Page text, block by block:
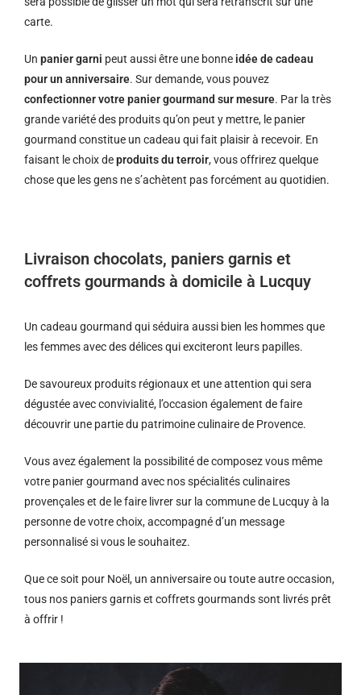
carte.
Un panier garni peut aussi être une bonne idée de cadeau
pour un anniversaire. Sur demande, vous pouvez
confectionner votre panier gourmand sur mesure. Par la très
grande variété des produits qu’on peut y mettre, le panier
gourmand constitue un cadeau qui fait plaisir à recevoir. En
faisant le choix deproduits du terroir, vous offrirez quelque
chose que les gens ne s’achètent pas forcément au quotidien.
Livraison chocolats, paniers garnis et
coffrets gourmands à domicile à Lucquy
Un cadeau gourmand qui séduira aussi bien les hommes que
les femmes avec des délices qui exciteront leurs papilles.
De savoureux produits régionaux et une attention qui sera
dégustée avec convivialité, l’occasion également de faire
découvrir une partie du patrimoine culinaire de Provence.
Vous avez également la possibilité de composez vous même
votre panier gourmand avec nos spécialités culinaires
provençales et de le faire livrer sur la commune de Lucquy à la
personne de votre choix, accompagné d’un message
personnalisé si vous le souhaitez.
Que ce soit pour Noël, un anniversaire ou toute autre occasion,
tous nos paniers garnis et coffrets gourmands sont livrés prêt
à offrir !